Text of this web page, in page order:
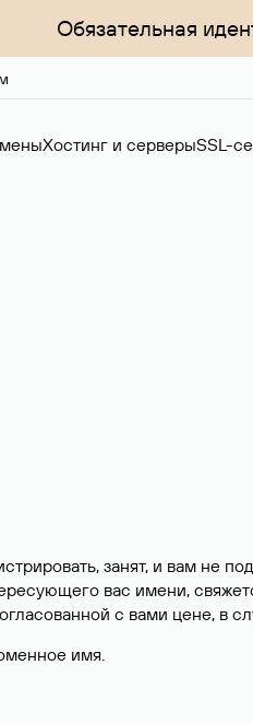
Обязательная
Хостинг и серверыSSL-
занят, и вам не
вас имени,
с вами цене, в
имя.